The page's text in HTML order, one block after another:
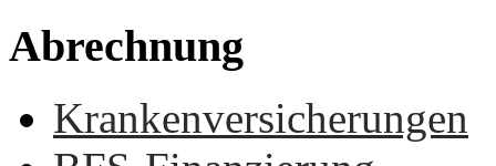
Abrechnung
Krankenversicherungen